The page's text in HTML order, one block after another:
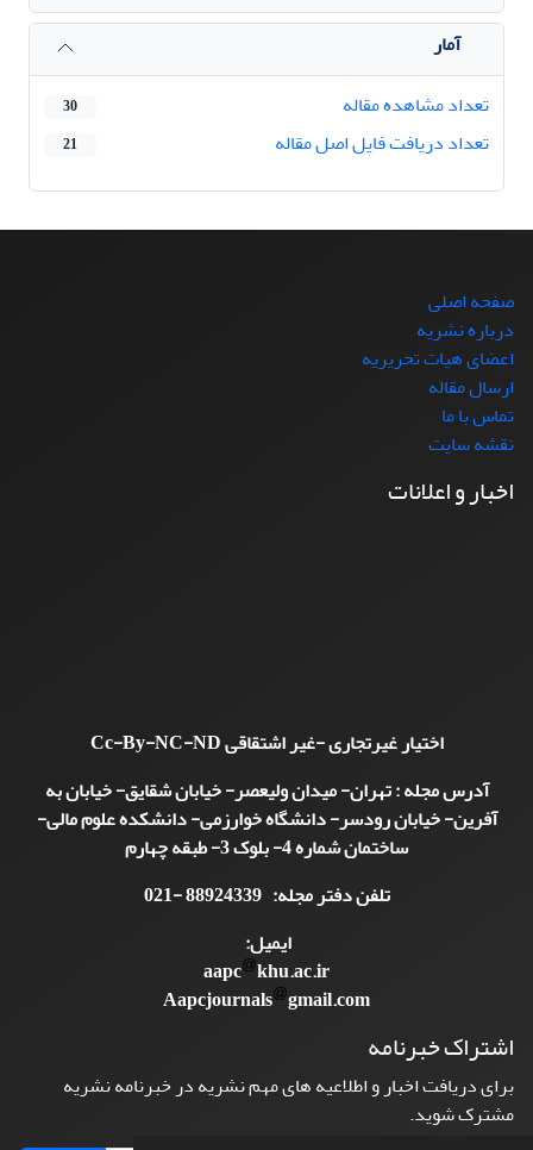
آمار
تعداد مشاهده مقاله
30
تعداد دریافت فایل اصل مقاله 21
صفحه اصلی
درباره نشریه
اعضای هیات تحریریه
ارسال مقاله
تماس با ما
نقشه سایت
اخبار و اعلانات
اختیار غیرتجاری -غیر اشتقاقیCc-By-NC-ND
آدرس مجله : تهران- میدان ولیعصر- خیابان شقایق- خیابان به
آفرین- خیابان رودسر- دانشگاه خوارزمی- دانشکده علوم مالی-
ساختمان شماره 4- بلوک 3- طبقه چهارم
تلفن دفتر مجله: 88924339 -021
ایمیل:
aapc khu.ac.ir
Aapcjournals gmail.com
اشتراک خبرنامه
برای دریافت اخبار و اطلاعیه های مهم نشریه در خبرنامه نشریه
مشترک شوید.